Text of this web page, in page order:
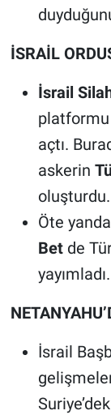
İSRAİL
İsrail
platformu
açtı.
askerin
oluşturdu.
Öte
Bet de
yayımladı.
İsrail